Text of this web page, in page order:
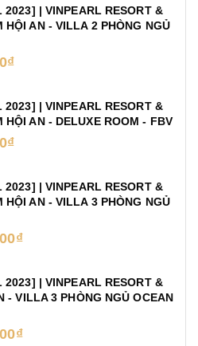
2023] | VINPEARL RESORT &
HỘI AN - VILLA 2 PHÒNG NGỦ
2023] | VINPEARL RESORT &
HỘI AN - DELUXE ROOM - FBV
2023] | VINPEARL RESORT &
HỘI AN - VILLA 3 PHÒNG NGỦ
2023] | VINPEARL RESORT &
- VILLA 3 PHÒNG NGỦ OCEAN